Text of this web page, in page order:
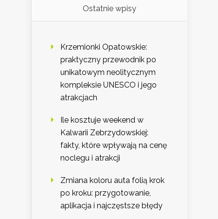
Ostatnie wpisy
Krzemionki Opatowskie:
praktyczny przewodnik po
unikatowym neolitycznym
kompleksie UNESCO i jego
atrakcjach
Ile kosztuje weekend w
Kalwarii Zebrzydowskiej:
fakty, które wpływają na cenę
noclegu i atrakcji
Zmiana koloru auta folią krok
po kroku: przygotowanie,
aplikacja i najczęstsze błędy